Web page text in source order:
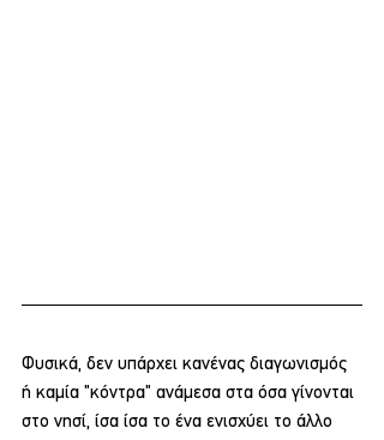
Φυσικά, δεν υπάρχει κανένας διαγωνισμός
ή καμία "κόντρα" ανάμεσα στα όσα γίνονται
στο νησί, ίσα ίσα το ένα ενισχύει το άλλο